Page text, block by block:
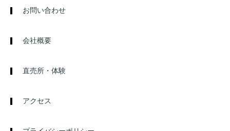
お問い合わせ
会社概要
直売所・体験
アクセス